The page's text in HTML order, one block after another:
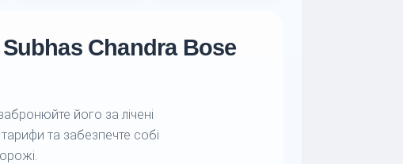
Chandra Bose
його за лічені
тарифи та забезпечте собі